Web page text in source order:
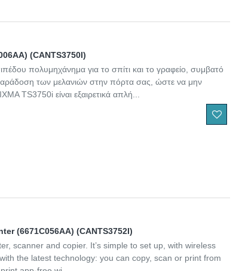
(CANTS3750I)
πολυμηχάνημα για το σπίτι και το γραφείο, συμβατό
των μελανιών στην πόρτα σας, ώστε να μην
TS3750i είναι εξαιρετικά απλή...
(6671C056AA) (CANTS3752I)
scanner and copier. It’s simple to set up, with wireless
the latest technology: you can copy, scan or print from